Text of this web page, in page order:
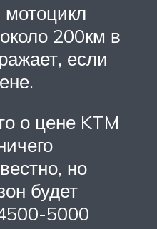
200км в
если
о цене KTM
но
будет
5000